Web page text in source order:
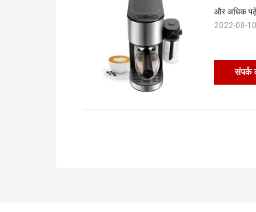
संपर्क
और अधिक पढ़ें
2022-08-